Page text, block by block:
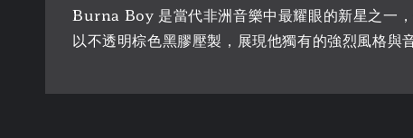
Burna Boy 是當代非洲音樂中最耀眼的新星之一
以不透明棕色黑膠壓製，展現他獨有的強烈風格與